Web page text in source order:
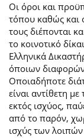
Οι όροι και
τόπου καθώς και
τους διέπονται
το κοινοτικό
Ελληνικά
όποιων
Οποιαδήποτε
είναι αντίθετη
εκτός ισχύος,
από το παρόν,
ισχύς των